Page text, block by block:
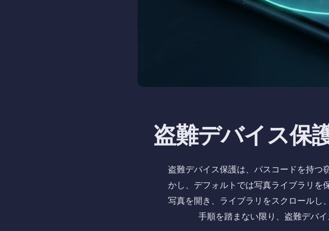
盗難デバイス保
盗難デバイス保護は、パスコードを持つ
かし、デフォルトでは写真ライブラリを
写真を開き、ライブラリをスクロールし
手順を踏まない限り、盗難デバ